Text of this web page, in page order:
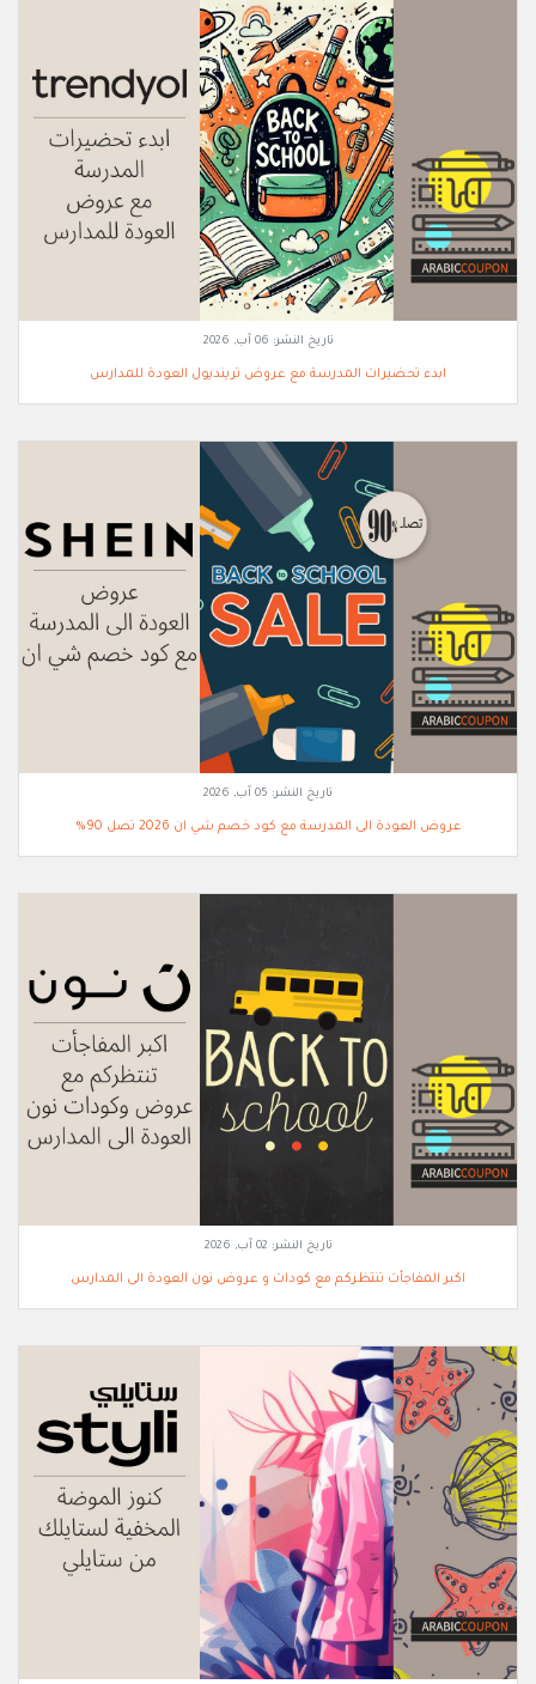
تاريخ النشر: 06 آب, 2026
ابدء تحضيرات المدرسة مع عروض ترينديول العودة للمدارس
تاريخ النشر: 05 آب, 2026
عروض العودة الى المدرسة مع كود خصم شي ان 2026 تصل 90%
تاريخ النشر: 02 آب, 2026
اكبر المفاجأت تنتظركم مع كودات و عروض نون العودة الى المدارس